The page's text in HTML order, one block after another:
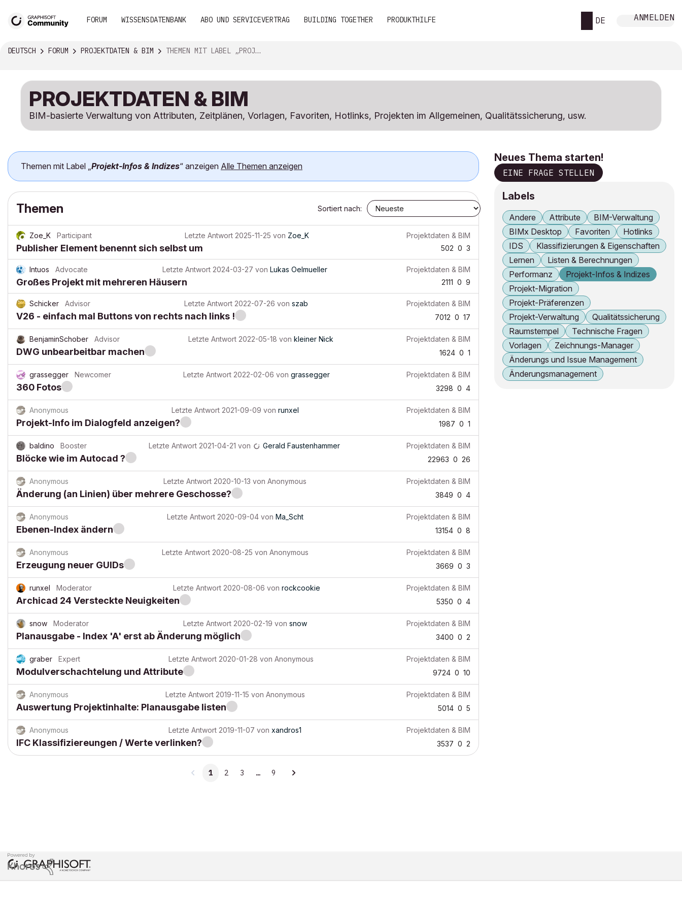
FORUM WISSENSDATENBANK ABO UND SERVICEVERTRAG BUILDING TOGETHER PRODUKTHILFE DE ANMELDEN
DEUTSCH FORUM PROJEKTDATEN & BIM THEMEN MIT LABEL „PROJEKT-INFOS & INDIZES“
PROJEKTDATEN & BIM
BIM-basierte Verwaltung von Attributen, Zeitplänen, Vorlagen, Favoriten, Hotlinks, Projekten im Allgemeinen, Qualitätssicherung, usw.
Themen mit Label „Projekt-Infos & Indizes“ anzeigen Alle Themen anzeigen
Themen Sortiert nach:
Zoe_K Participant Letzte Antwort 2025-11-25 von Zoe_K Projektdaten & BIM
Publisher Element benennt sich selbst um 502 0 3
Intuos Advocate Letzte Antwort 2024-03-27 von Lukas Oelmueller Projektdaten & BIM
Großes Projekt mit mehreren Häusern 2111 0 9
Schicker Advisor Letzte Antwort 2022-07-26 von szab Projektdaten & BIM
V26 - einfach mal Buttons von rechts nach links ! 7012 0 17
BenjaminSchober Advisor Letzte Antwort 2022-05-18 von kleiner Nick Projektdaten & BIM
DWG unbearbeitbar machen 1624 0 1
grassegger Newcomer Letzte Antwort 2022-02-06 von grassegger Projektdaten & BIM
360 Fotos 3298 0 4
Anonymous Letzte Antwort 2021-09-09 von runxel Projektdaten & BIM
Projekt-Info im Dialogfeld anzeigen? 1987 0 1
baldino Booster Letzte Antwort 2021-04-21 von Gerald Faustenhammer Projektdaten & BIM
Blöcke wie im Autocad ? 22963 0 26
Anonymous Letzte Antwort 2020-10-13 von Anonymous Projektdaten & BIM
Änderung (an Linien) über mehrere Geschosse? 3849 0 4
Anonymous Letzte Antwort 2020-09-04von Ma_Scht Projektdaten & BIM
Ebenen-Index ändern 13154 0 8
Anonymous Letzte Antwort 2020-08-25 von Anonymous Projektdaten & BIM
Erzeugung neuer GUIDs 3669 0 3
runxel Moderator Letzte Antwort 2020-08-06 von rockcookie Projektdaten & BIM
Archicad 24 Versteckte Neuigkeiten 5350 0 4
snow Moderator Letzte Antwort 2020-02-19 von snow Projektdaten & BIM
Planausgabe - Index 'A' erst ab Änderung möglich 3400 0 2
graber Expert Letzte Antwort 2020-01-28 von Anonymous Projektdaten & BIM
Modulverschachtelung und Attribute 9724 0 10
Anonymous Letzte Antwort 2019-11-15 von Anonymous Projektdaten & BIM
Auswertung Projektinhalte: Planausgabe listen 5014 0 5
Anonymous Letzte Antwort 2019-11-07 von xandros1 Projektdaten & BIM
IFC Klassifiziereungen / Werte verlinken? 3537 0 2
1 2 3 … 9
Neues Thema starten!
EINE FRAGE STELLEN
Labels
Andere Attribute
BIM-Verwaltung
BIMx Desktop
Favoriten
Hotlinks
IDS
Klassifizierungen & Eigenschaften
Lernen
Listen & Berechnungen
Performanz
Projekt-Infos & Indizes
Projekt-Migration
Projekt-Präferenzen
Projekt-Verwaltung
Qualitätssicherung
Raumstempel
Technische Fragen
Vorlagen
Zeichnungs-Manager
Änderungs und Issue Management
Änderungsmanagement